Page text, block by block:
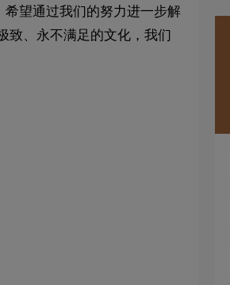
望通过我们的努力进一步解
致、永不满足的文化，我们